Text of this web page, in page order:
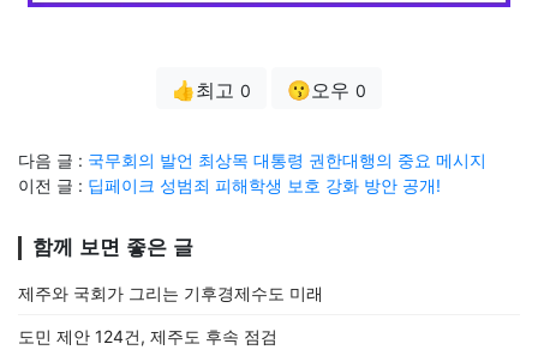
👍최고 0 😗오우 0
다음 글 : 국무회의 발언 최상목 대통령 권한대행의 중요 메시지
이전 글 : 딥페이크 성범죄 피해학생 보호 강화 방안 공개!
함께 보면 좋은 글
제주와 국회가 그리는 기후경제수도 미래
도민 제안 124건, 제주도 후속 점검